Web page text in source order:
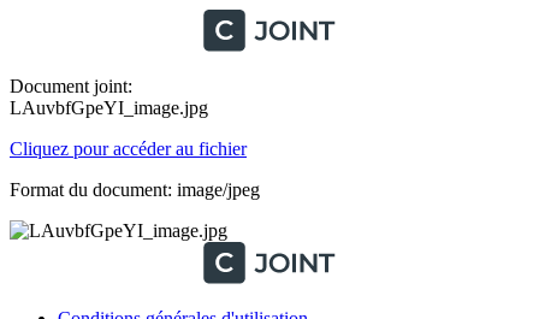
Document joint:
LAuvbfGpeYI_image.jpg
Cliquez pour accéder au fichier
Format du document: image/jpeg